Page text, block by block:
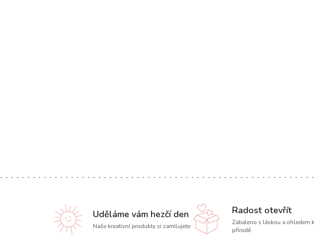
Uděláme vám hezčí den
Naše kreativní produkty si zamilujete
Radost otevřít
Zabaleno s láskou a ohledem k
přírodě